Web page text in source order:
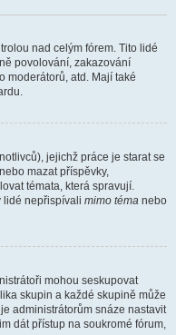
nad celým fórem. Tito lidé
povolování, zakazování
moderátorů, atd. Mají také
jejichž práce je starat se
mazat příspěvky,
témata, která spravují.
lidé nepřispívali mimo téma nebo
mohou seskupovat
skupin a každé skupině může
administrátorům snáze nastavit
dát přístup na soukromé fórum,